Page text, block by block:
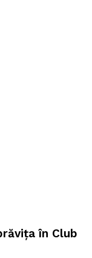
în Club